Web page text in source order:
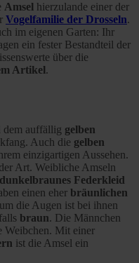
Amsel hierzulande einer der
Vogelfamilie der Drosseln.
im eigenen Garten: Ihr
ein fester Bestandteil der
über die
Artikel.
dem auffällig gelben
Auch die gelben
einzigartigen Aussehen.
Art. Weibliche Amseln
dunkelbraunes Federkleid
einen eher bräunlichen
die Augen ist bei ihnen
braun. Die Männchen
Weibchen. Mit einer
ist die Amsel ein